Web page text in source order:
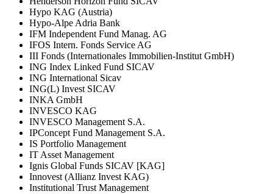
Hypo KAG (Austria)
Hypo-Alpe Adria Bank
IFM Independent Fund Manag. AG
IFOS Intern. Fonds Service AG
III Fonds (Internationales Immobilien-Institut GmbH)
ING Index Linked Fund SICAV
ING International Sicav
ING(L) Invest SICAV
INKA GmbH
INVESCO KAG
INVESCO Management S.A.
IPConcept Fund Management S.A.
IS Portfolio Management
IT Asset Management
Ignis Global Funds SICAV [KAG]
Innovest (Allianz Invest KAG)
Institutional Trust Management